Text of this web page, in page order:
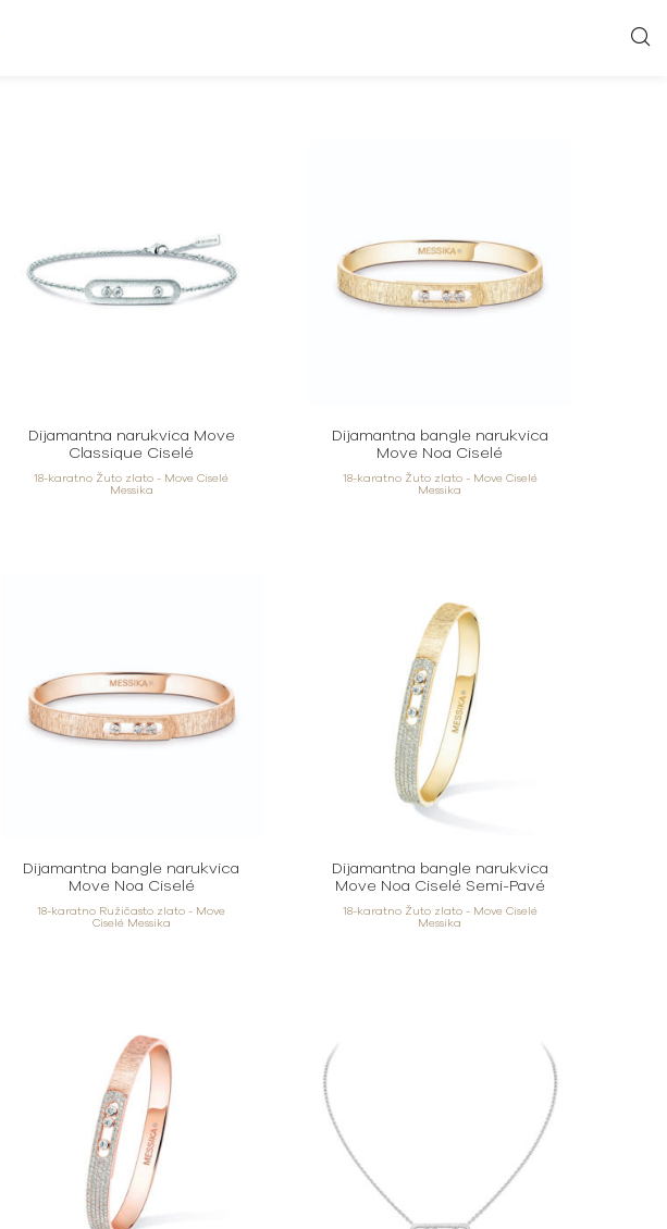
Dijamantna narukvica Move
Classique Ciselé
18-karatno Žuto zlato - Move Ciselé
Messika
Dijamantna bangle narukvica
Move Noa Ciselé
18-karatno Žuto zlato - Move Ciselé
Messika
Dijamantna bangle narukvica
Move Noa Ciselé
18-karatno Ružičasto zlato - Move
Ciselé Messika
Dijamantna bangle narukvica
Move Noa Ciselé Semi-Pavé
18-karatno Žuto zlato - Move Ciselé
Messika